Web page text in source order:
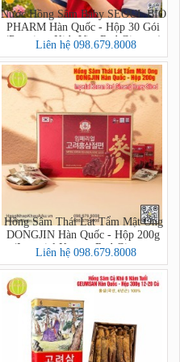
Nước Hồng Sâm Baby SEOUL BIO
PHARM Hàn Quốc - Hộp 30 Gói
(Premium Kids Vita Red Ginseng)
Liên hệ 098.679.8008
Hồng Sâm Thái Lát Tẩm Mật Ong
DONGJIN Hàn Quốc - Hộp 200g
(Imperial Korean Red Ginseng
Honey Sliced)
Liên hệ 098.679.8008